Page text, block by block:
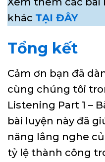
khác TẠI ĐÂY
Tổng kết
Cảm ơn bạn đã
cùng chúng tôi
Listening Part 1 –
bài luyện này đã
năng lắng nghe
tỷ lệ thành công